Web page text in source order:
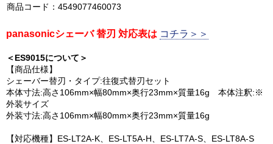
商品コード：4549077460073
panasonicシェーバ 替刃 対応表は コチラ＞＞
＜ES9015について＞
【商品仕様】
シェーバー替刃・タイプ:往復式替刃セット
本体寸法:高さ106mm×幅80mm×奥行23mm×質量16g 本体注釈:※
外装サイズ
外装寸法:高さ106mm×幅80mm×奥行23mm×質量16g
【対応機種】ES-LT2A-K、ES-LT5A-H、ES-LT7A-S、ES-LT8A-S